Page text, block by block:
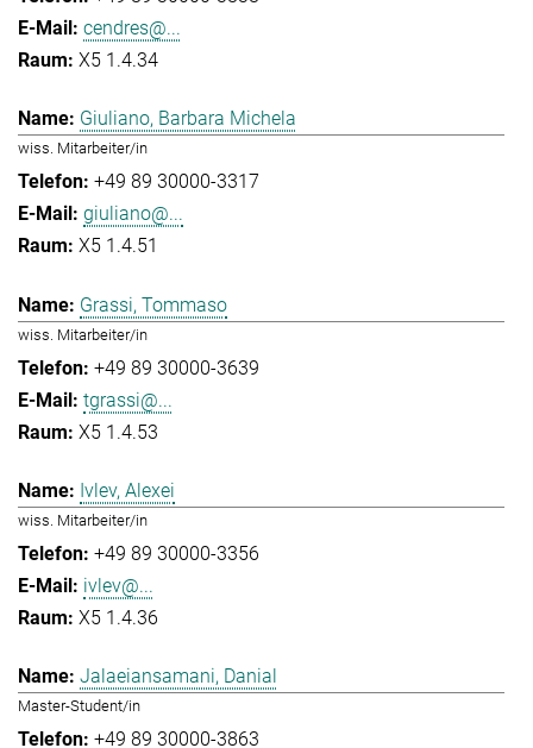
cendres@...
X5 1.4.34
Giuliano, Barbara Michela
wiss. Mitarbeiter/in
+49 89 30000-3317
giuliano@...
X5 1.4.51
Grassi, Tommaso
wiss. Mitarbeiter/in
+49 89 30000-3639
tgrassi@...
X5 1.4.53
Ivlev, Alexei
wiss. Mitarbeiter/in
+49 89 30000-3356
ivlev@...
X5 1.4.36
Jalaeiansamani, Danial
Master-Student/in
+49 89 30000-3863